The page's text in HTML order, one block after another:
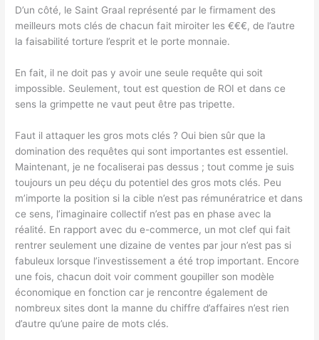
D’un côté, le Saint Graal représenté par le firmament des
meilleurs mots clés de chacun fait miroiter les €€€, de l’autre
la faisabilité torture l’esprit et le porte monnaie.
En fait, il ne doit pas y avoir une seule requête qui soit
impossible. Seulement, tout est question de ROI et dans ce
sens la grimpette ne vaut peut être pas tripette.
Faut il attaquer les gros mots clés ? Oui bien sûr que la
domination des requêtes qui sont importantes est essentiel.
Maintenant, je ne focaliserai pas dessus ; tout comme je suis
toujours un peu déçu du potentiel des gros mots clés. Peu
m’importe la position si la cible n’est pas rémunératrice et dans
ce sens, l’imaginaire collectif n’est pas en phase avec la
réalité. En rapport avec du e-commerce, un mot clef qui fait
rentrer seulement une dizaine de ventes par jour n’est pas si
fabuleux lorsque l’investissement a été trop important. Encore
une fois, chacun doit voir comment goupiller son modèle
économique en fonction car je rencontre également de
nombreux sites dont la manne du chiffre d’affaires n’est rien
d’autre qu’une paire de mots clés.